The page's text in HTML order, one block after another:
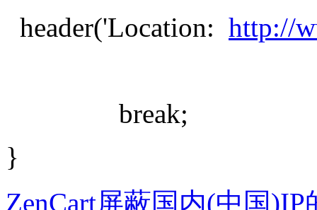
header('Location: http://
break;
}
ZenCart屏蔽国内(中国)IP